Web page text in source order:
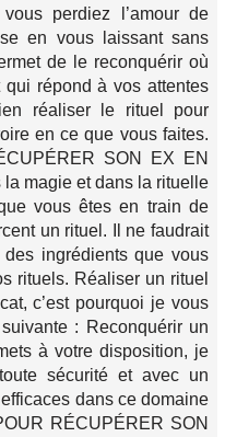
perdiez l’amour de
en vous laissant sans
de le reconquérir où
qui répond à vos attentes
réaliser le rituel pour
en ce que vous faites.
SON EX EN
magie et dans la rituelle
vous êtes en train de
un rituel. Il ne faudrait
ingrédients que vous
rituels. Réaliser un rituel
c’est pourquoi je vous
: Reconquérir un
à votre disposition, je
sécurité et avec un
dans ce domaine
RÉCUPÉRER SON